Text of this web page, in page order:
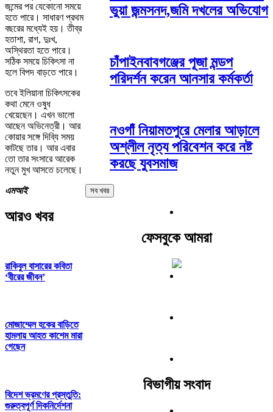
জন্মের পর যেকোনো সময়ে
হতে পারে। সাধারণ প্রথম
বছরের মধ্যেই হয়। তীব্র
হতাশা, রাগ, দুঃখ,
অস্থিরতা হতে পারে।
সঠিক সময়ে চিকিৎসা না
হলে বিপদ বাড়তে পারে।
তবে ইলিয়ানা চিকিৎসকের
কথা মেনে ওষুধ
খেয়েছেন। এখন ভালো
আছেন অভিনেত্রী। আর
কোয়ার সঙ্গে দিব্যি সময়
কাটছে তার। আর এবার
তো তার সংসারে আরেক
নতুন মুখ আসতে চলেছে।
এমআই
আরও খবর
রাকিবুল বাসারের কবিতা
‘বীরের জীবন’
মোজাম্মেল হকের বাড়িতে
হামলায় আহত কাশেম মারা
গেছেন
বিদেশ ভ্রমণের প্রস্তুতি:
গুরুত্বপূর্ণ দিকনির্দেশনা
ভুয়া জন্মসনদ,জমি দখলের অভিযোগ
চাঁপাইনবাবগঞ্জের পূজা মন্ডপ
পরিদর্শন করেন আনসার কর্মকর্তা
নওগাঁ নিয়ামতপুরে মেলার আড়ালে
অশ্লীল নৃত্য পরিবেশন করে নষ্ট
করছে যুবসমাজ
সব খবর
ফেসবুকে আমরা
বিভাগীয় সংবাদ